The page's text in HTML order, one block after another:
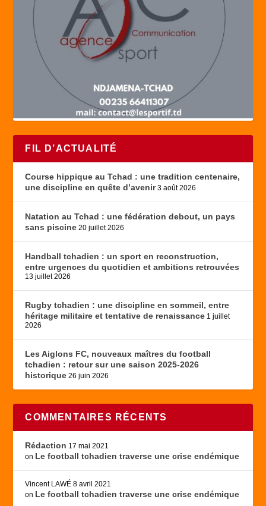
FIL D’ACTUALITÉ
Course hippique au Tchad : une tradition centenaire,
une discipline en quête d’avenir 3 août 2026
Natation au Tchad : une fédération debout, un pays
sans piscine 20 juillet 2026
Handball tchadien : un sport en reconstruction,
entre urgences du quotidien et ambitions retrouvées
13 juillet 2026
Rugby tchadien : une discipline en sommeil, entre
héritage militaire et tentative de renaissance 1 juillet
2026
Les Aiglons FC, nouveaux maîtres du football
tchadien : retour sur une saison 2025-2026
historique 26 juin 2026
COMMENTAIRES RÉCENTS
Rédaction 17 mai 2021
on Le football tchadien traverse une crise endémique
Vincent LAWÉ 8 avril 2021
on Le football tchadien traverse une crise endémique